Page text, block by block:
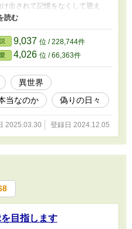
出されて記憶をなくして迎え
この幸せが続くと思っていた
られたものだった。
9,037 位 / 228,744件
4,026 位 / 66,363件
異世界
当なのか 偽りの日々
2025.03.30 登録日 2024.12.05
目指します